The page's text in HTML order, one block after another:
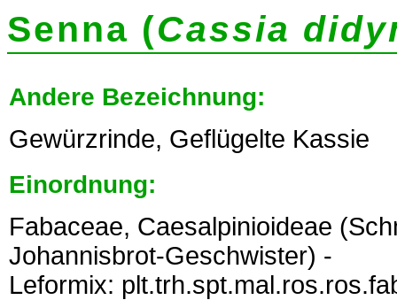
Senna (Cassia
Andere Bezeichnung:
Gewürzrinde, Geflügelte Kassie
Einordnung:
Fabaceae, Caesalpinioideae
Johannisbrot-Geschwister) -
Leformix: